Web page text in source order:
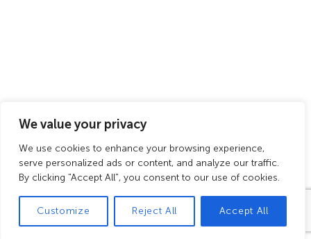
We value your privacy
We use cookies to enhance your browsing experience,
serve personalized ads or content, and analyze our traffic.
By clicking "Accept All", you consent to our use of cookies.
Customize Reject All Accept All
CGV
Mentions
légales
Politique de
confidentialité
Plan de
site
consommer avec modération
© Tous droits réservés.